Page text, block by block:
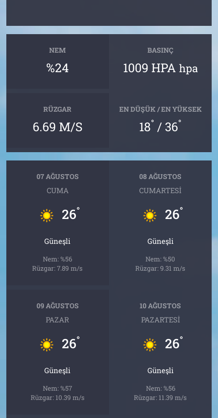
NEM
%24
BASINÇ
1009 HPA hpa
RÜZGAR
6.69 M/S
EN DÜŞÜK / EN YÜKSEK
18° / 36°
07 AĞUSTOS
CUMA
26°
Güneşli
Nem: %56
Rüzgar: 7.89 m/s
08 AĞUSTOS
CUMARTESI
26°
Güneşli
Nem: %50
Rüzgar: 9.31 m/s
09 AĞUSTOS
PAZAR
26°
Güneşli
Nem: %57
Rüzgar: 10.39 m/s
10 AĞUSTOS
PAZARTESI
26°
Güneşli
Nem: %56
Rüzgar: 11.39 m/s